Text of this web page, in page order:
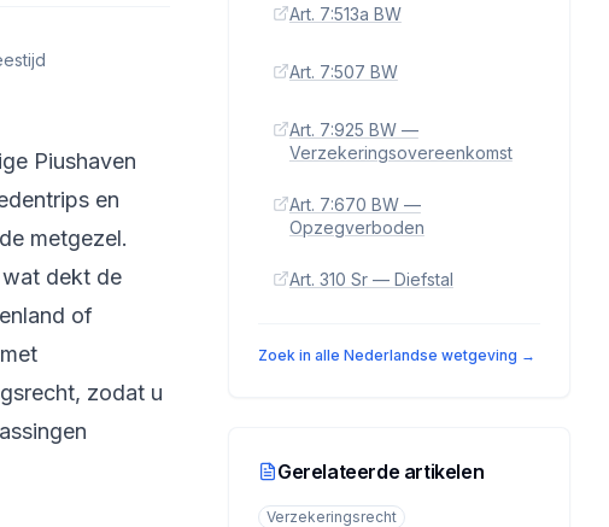
Piushaven
en
metgezel.
dekt de
of
zodat u
Art. 7:513a BW
Art. 7:507 BW
Art. 7:925 BW —
Verzekeringsovereenkomst
Art. 7:670 BW —
Opzegverboden
Art. 310 Sr — Diefstal
Zoek in alle Nederlandse wetgeving →
Gerelateerde artikelen
Verzekeringsrecht